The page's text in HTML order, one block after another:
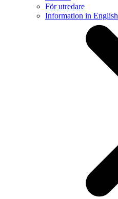
För utredare
Information in English